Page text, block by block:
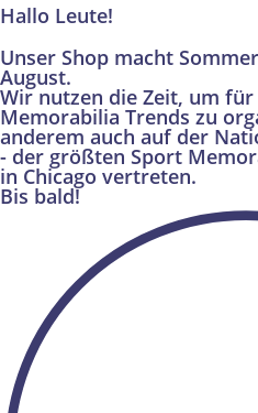
Hallo Leute!
Unser Shop macht
August.
Wir nutzen die Zeit, um
Memorabilia Trends zu
anderem auch auf der
- der größten Sport
in Chicago vertreten.
Bis bald!